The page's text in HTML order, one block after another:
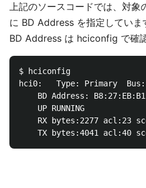
上記のソースコードでは、対象
に BD Address を指定してい
BD Address は hciconfig で確
$ hciconfig
hci0:	Type: Primary  Bus: UART